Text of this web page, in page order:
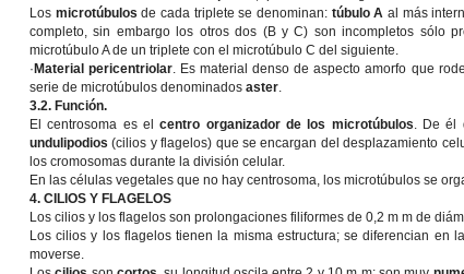
Los microtúbulos de cada triplete se denominan: túbulo A al más
completo, sin embargo los otros dos (B y C) son incompletos sólo
microtúbulo A de un triplete con el microtúbulo C del siguiente.
· Material pericentriolar. Es material denso de aspecto amorfo que
serie de microtúbulos denominados aster.
3.2. Función.
El centrosoma es elcentro organizador de los microtúbulos. De él
undulipodios (cilios y flagelos) que se encargan del desplazamiento
los cromosomas durante la división celular.
En las células vegetales que no hay centrosoma, los microtúbulos se
4. CILIOS Y FLAGELOS
Los cilios y los flagelos son prolongaciones filiformes de 0,2 m m de
Los cilios y los flagelos tienen la misma estructura; se diferencian
moverse.